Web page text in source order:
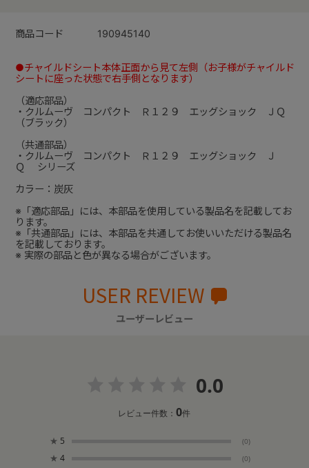
商品コード 190945140
●チャイルドシート本体正面から見て左側（お子様がチャイルド
シートに座った状態で右手側となります）
（適応部品）
・クルムーヴ コンパクト Ｒ１２９ エッグショック ＪＱ
（ブラック）
（共通部品）
・クルムーヴ コンパクト Ｒ１２９ エッグショック Ｊ
Ｑ シリーズ
カラー：炭灰
※「適応部品」には、本部品を使用している製品名を記載してお
ります。
※「共通部品」には、本部品を共通してお使いいただける製品名
を記載しております。
※ 実際の部品と色が異なる場合がございます。
USER REVIEW
ユーザーレビュー
0.0
レビュー件数：0件
★ 5 (0)
★ 4 (0)